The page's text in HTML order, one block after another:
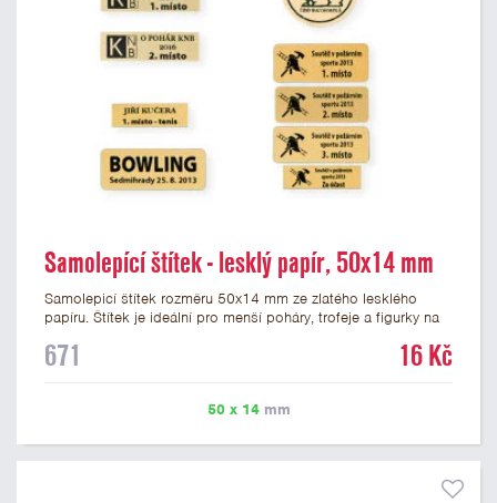
Samolepící štítek - lesklý papír, 50x14 mm
Samolepicí štítek rozměru 50x14 mm ze zlatého lesklého
papíru. Štítek je ideální pro menší poháry, trofeje a figurky na
libovolné logo nebo text. U textu doporučujeme maximálně 3
prvním kroku objednávky.
671 16 Kč
50 x 14mm